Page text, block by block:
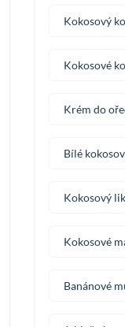
Kokosový
Kokosové
Krém do
Bílé
Kokosový
Kokosové
Banánové